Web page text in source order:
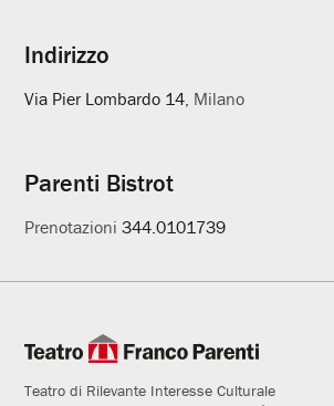
Indirizzo
Via Pier Lombardo 14 , Milano
Parenti Bistrot
Prenotazioni344.0101739
Teatro di Rilevante Interesse Culturale